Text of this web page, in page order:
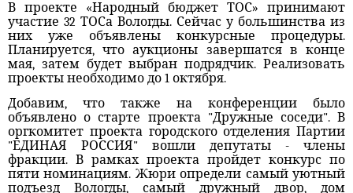
В проекте «Народный бюджет ТОС» принимают
участие 32 ТОСа Вологды. Сейчас у большинства из
них уже объявлены конкурсные процедуры.
Планируется, что аукционы завершатся в конце
мая, затем будет выбран подрядчик. Реализовать
проекты необходимо до 1 октября.
Добавим, что также на конференции было
объявлено о старте проекта "Дружные соседи". В
оргкомитет проекта городского отделения Партии
"ЕДИНАЯ РОССИЯ" вошли депутаты - члены
фракции. В рамках проекта пройдет конкурс по
пяти номинациям. Жюри определи самый уютный
подъезд Вологды, самый дружный двор, дом